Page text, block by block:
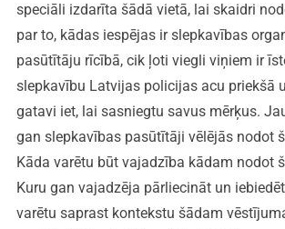
speciāli izdarīta šādā vietā, lai skaidri
par to, kādas iespējas ir slepkavības
pasūtītāju rīcībā, cik ļoti viegli viņiem ir
slepkavību Latvijas policijas acu priekšā
gatavi iet, lai sasniegtu savus mērķus.
gan slepkavības pasūtītāji vēlējās nodot
Kāda varētu būt vajadzība kādam nodot
Kuru gan vajadzēja pārliecināt un
varētu saprast kontekstu šādam